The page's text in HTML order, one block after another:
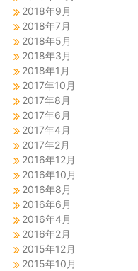
2018年9月
2018年7月
2018年5月
2018年3月
2018年1月
2017年10月
2017年8月
2017年6月
2017年4月
2017年2月
2016年12月
2016年10月
2016年8月
2016年6月
2016年4月
2016年2月
2015年12月
2015年10月